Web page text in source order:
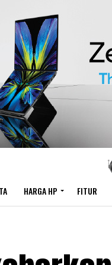
HARGA HP FITUR